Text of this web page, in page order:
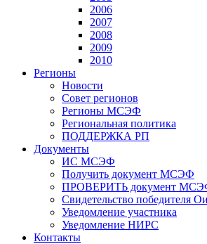
2006
2007
2008
2009
2010
Регионы
Новости
Совет регионов
Регионы МСЭФ
Региональная политика
ПОДДЕРЖКА РП
Документы
ИС МСЭФ
Получить документ МСЭФ
ПРОВЕРИТЬ документ
Свидетельство победителя
Уведомление участника
Уведомление НИРС
Контакты